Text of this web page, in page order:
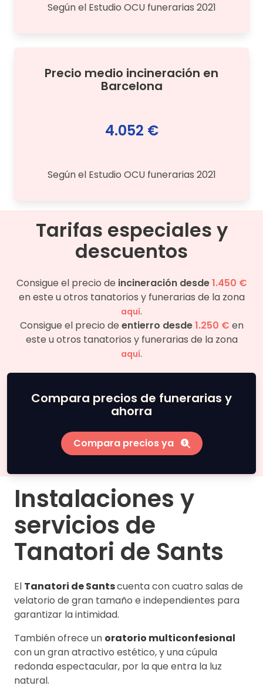
Según el Estudio OCU funerarias 2021
Precio medio incineración en
Barcelona
4.052 €
Según el Estudio OCU funerarias 2021
Tarifas especiales y
descuentos
Consigue el precio de incineración desde1.450 €
en este u otros tanatorios y funerarias de la zona
aquí.
Consigue el precio de entierro desde1.250 € en
este u otros tanatorios y funerarias de la zona
aquí.
Compara precios de funerarias y
ahorra
Compara precios ya
Instalaciones y
servicios de
Tanatori de Sants
El Tanatori de Santscuenta con cuatro salas de
velatorio de gran tamaño e independientes para
garantizar la intimidad.
También ofrece un oratorio multiconfesional
con un gran atractivo estético, y una cúpula
redonda espectacular, por la que entra la luz
natural.